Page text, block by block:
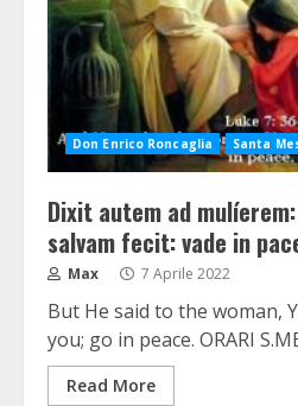
Don Enrico Roncaglia Santa
Dixit autem ad
salvam fecit: vade in
Max 7 Aprile 2022
But He said to the woman,
you; go in peace. ORARI
Read More